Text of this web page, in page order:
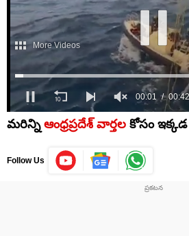
మరిన్ని ఆంధ్రప్రదేశ్ వార్తల కోసం
Follow Us